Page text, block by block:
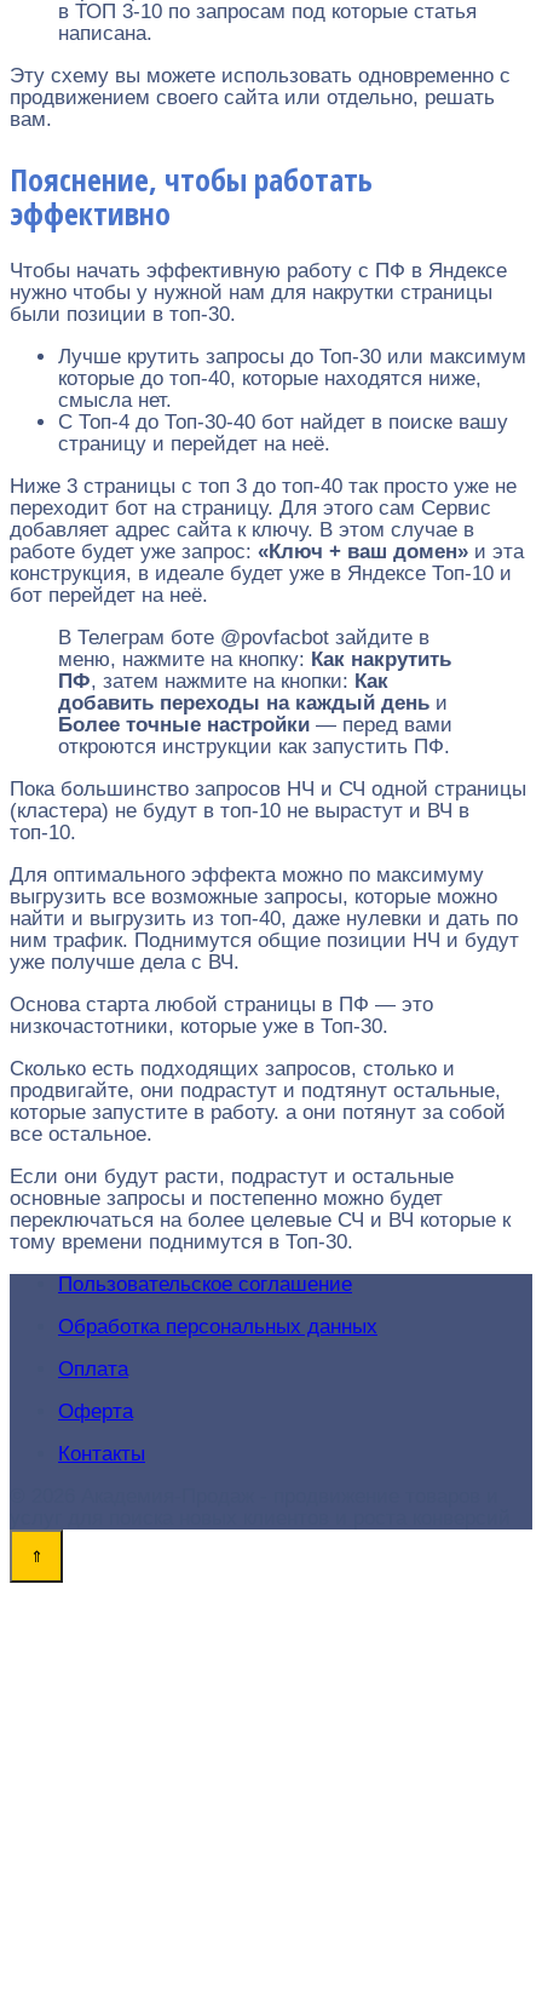
в ТОП 3-10 по запросам под которые статья
написана.
Эту схему вы можете использовать одновременно с
продвижением своего сайта или отдельно, решать
вам.
Пояснение, чтобы работать
эффективно
Чтобы начать эффективную работу с ПФ в Яндексе
нужно чтобы у нужной нам для накрутки страницы
были позиции в топ-30.
Лучше крутить запросы до Топ-30 или максимум
которые до топ-40, которые находятся ниже,
смысла нет.
С Топ-4 до Топ-30-40 бот найдет в поиске вашу
страницу и перейдет на неё.
Ниже 3 страницы с топ 3 до топ-40 так просто уже не
переходит бот на страницу. Для этого сам Сервис
добавляет адрес сайта к ключу. В этом случае в
работе будет уже запрос: «Ключ + ваш домен» и эта
конструкция, в идеале будет уже в Яндексе Топ-10 и
бот перейдет на неё.
В Телеграм боте @povfacbot зайдите в
меню, нажмите на кнопку: Как накрутить
ПФ, затем нажмите на кнопки: Как
добавить переходы на каждый день и
Более точные настройки — перед вами
откроются инструкции как запустить ПФ.
Пока большинство запросов НЧ и СЧ одной страницы
(кластера) не будут в топ-10 не вырастут и ВЧ в
топ-10.
Для оптимального эффекта можно по максимуму
выгрузить все возможные запросы, которые можно
найти и выгрузить из топ-40, даже нулевки и дать по
ним трафик. Поднимутся общие позиции НЧ и будут
уже получше дела с ВЧ.
Основа старта любой страницы в ПФ — это
низкочастотники, которые уже в Топ-30.
Сколько есть подходящих запросов, столько и
продвигайте, они подрастут и подтянут остальные,
которые запустите в работу. а они потянут за собой
все остальное.
Если они будут расти, подрастут и остальные
основные запросы и постепенно можно будет
переключаться на более целевые СЧ и ВЧ которые к
тому времени поднимутся в Топ-30.
Пользовательское соглашение
Обработка персональных данных
Оплата
Оферта
Контакты